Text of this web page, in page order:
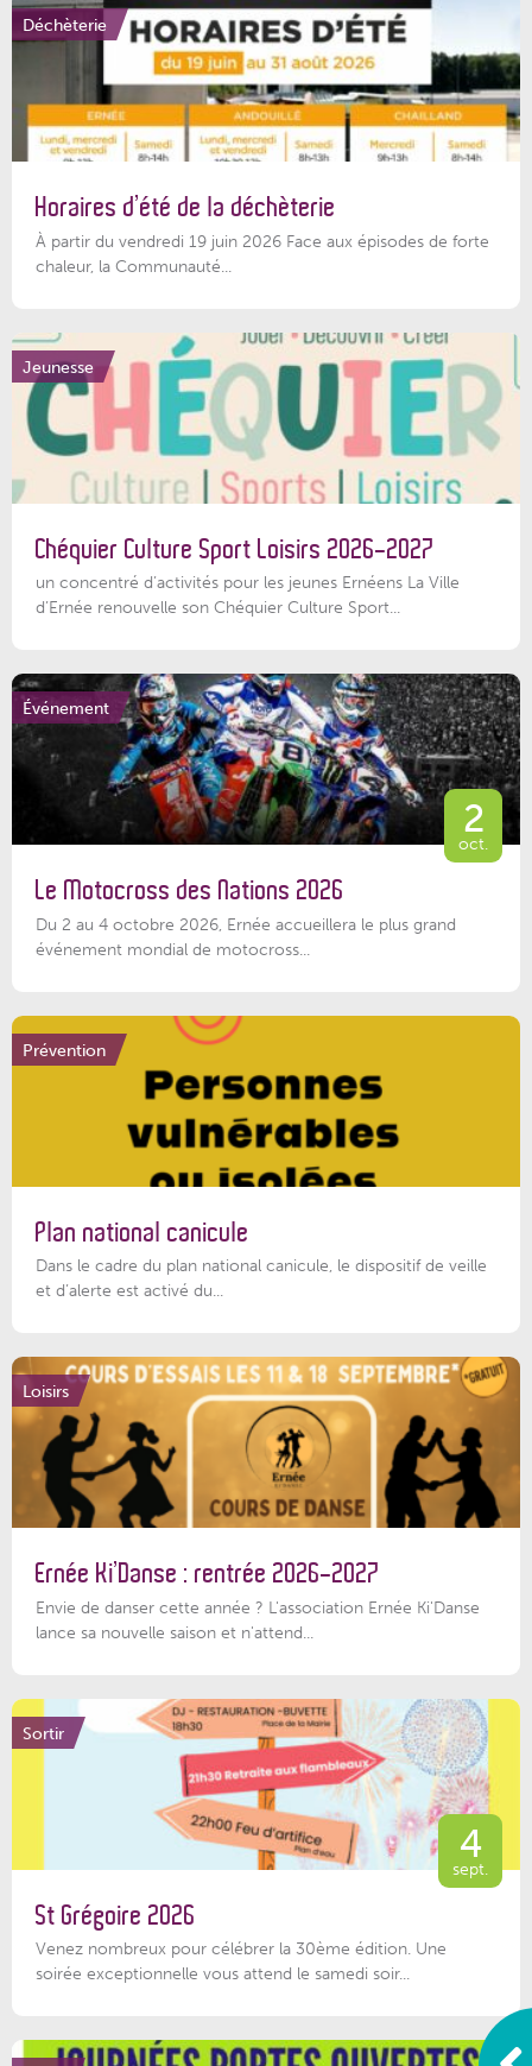
Déchèterie
Horaires d’été de la déchèterie
À partir du vendredi 19 juin 2026 Face aux épisodes de forte
chaleur, la Communauté...
Jeunesse
Chéquier Culture Sport Loisirs 2026-2027
un concentré d’activités pour les jeunes Ernéens La Ville
d’Ernée renouvelle son Chéquier Culture Sport...
Événement
2
oct.
Le Motocross des Nations 2026
Du 2 au 4 octobre 2026, Ernée accueillera le plus grand
événement mondial de motocross...
Prévention
Plan national canicule
Dans le cadre du plan national canicule, le dispositif de veille
et d’alerte est activé du...
Loisirs
Ernée Ki’Danse : rentrée 2026-2027
Envie de danser cette année ? L'association Ernée Ki'Danse
lance sa nouvelle saison et n'attend...
Sortir
4
sept.
St Grégoire 2026
Venez nombreux pour célébrer la 30ème édition. Une
soirée exceptionnelle vous attend le samedi soir...